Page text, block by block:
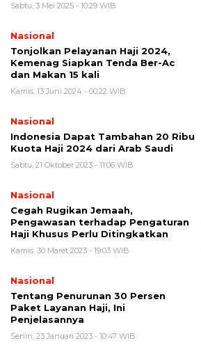
Sabtu, 3 Mei 2025 - 10:29 WIB
Nasional
Tonjolkan Pelayanan Haji 2024,
Kemenag Siapkan Tenda Ber-Ac
dan Makan 15 kali
Kamis, 13 Juni 2024 - 00:22 WIB
Nasional
Indonesia Dapat Tambahan 20 Ribu
Kuota Haji 2024 dari Arab Saudi
Sabtu, 21 Oktober 2023 - 11:06 WIB
Nasional
Cegah Rugikan Jemaah,
Pengawasan terhadap Pengaturan
Haji Khusus Perlu Ditingkatkan
Kamis, 30 Maret 2023 - 19:03 WIB
Nasional
Tentang Penurunan 30 Persen
Paket Layanan Haji, Ini
Penjelasannya
Senin, 23 Januari 2023 - 10:47 WIB